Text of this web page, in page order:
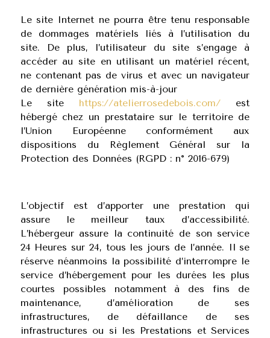
Le site Internet ne pourra être tenu responsable
de dommages matériels liés à l’utilisation du
site. De plus, l’utilisateur du site s’engage à
accéder au site en utilisant un matériel récent,
ne contenant pas de virus et avec un navigateur
de dernière génération mis-à-jour
Le site https://atelierrosedebois.com/ est
hébergé chez un prestataire sur le territoire de
l’Union Européenne conformément aux
dispositions du Règlement Général sur la
Protection des Données (RGPD : n° 2016-679)
L’objectif est d’apporter une prestation qui
assure le meilleur taux d’accessibilité.
L’hébergeur assure la continuité de son service
24 Heures sur 24, tous les jours de l’année. Il se
réserve néanmoins la possibilité d’interrompre le
service d’hébergement pour les durées les plus
courtes possibles notamment à des fins de
maintenance, d’amélioration de ses
infrastructures, de défaillance de ses
infrastructures ou si les Prestations et Services